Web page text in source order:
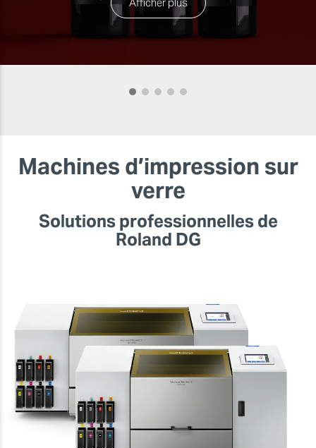
Machines d’impression sur
verre
Solutions professionnelles de
Roland DG